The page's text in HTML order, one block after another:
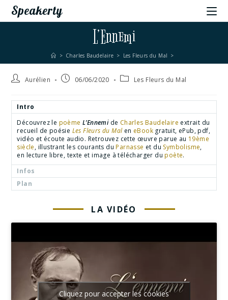
Speakerty
L’Ennemi
> Charles Baudelaire > Les Fleurs du Mal >
Aurélien 06/06/2020 Les Fleurs du Mal
Intro
Découvrez le poème L’Ennemi de Charles Baudelaire extrait du
recueil de poésie Les Fleurs du Malen eBook gratuit, ePub, pdf,
vidéo et écoute audio. Retrouvez cette œuvre parue au 19ème
siècle, illustrant les courants duParnasse et du Symbolisme,
en lecture libre, texte et image à télécharger dupoète.
Infos
Plan
LA VIDÉO
Cliquez pour accepter les cookies